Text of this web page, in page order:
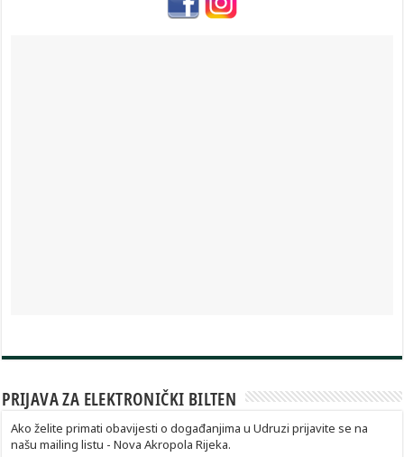
PRIJAVA ZA ELEKTRONIČKI BILTEN
Ako želite primati obavijesti o događanjima u Udruzi prijavite se na
našu mailing listu - Nova Akropola Rijeka.